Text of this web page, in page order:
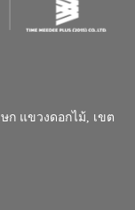
ก แขวงดอกไม้, เขต